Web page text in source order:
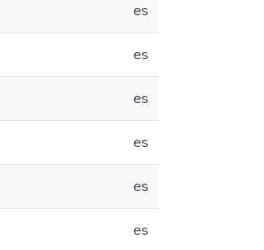
es
es
es
es
es
es